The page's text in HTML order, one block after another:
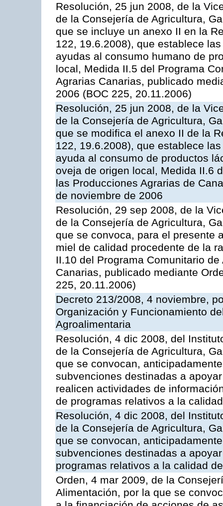
Resolución, 25 jun 2008, de la
de la Consejería de Agricultura,
que se incluye un anexo II en la
122, 19.6.2008), que establece
ayudas al consumo humano de
local, Medida II.5 del Programa
Agrarias Canarias, publicado
2006 (BOC 225, 20.11.2006)
Resolución, 25 jun 2008, de la
de la Consejería de Agricultura,
que se modifica el anexo II de la
122, 19.6.2008), que establece
ayuda al consumo de productos
oveja de origen local, Medida II.6
las Producciones Agrarias de
de noviembre de 2006
Resolución, 29 sep 2008, de la
de la Consejería de Agricultura,
que se convoca, para el presente
miel de calidad procedente de la
II.10 del Programa Comunitario
Canarias, publicado mediante
225, 20.11.2006)
Decreto 213/2008, 4 noviembre,
Organización y Funcionamiento
Agroalimentaria
Resolución, 4 dic 2008, del
de la Consejería de Agricultura,
que se convocan,
subvenciones destinadas a
realicen actividades de
de programas relativos a la
Resolución, 4 dic 2008, del
de la Consejería de Agricultura,
que se convocan,
subvenciones destinadas a
programas relativos a la calidad
Orden, 4 mar 2009, de la
Alimentación, por la que se